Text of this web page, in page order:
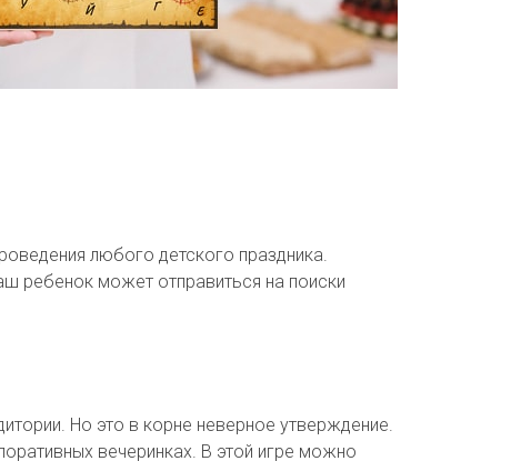
любого детского праздника.
ребенок может отправиться на поиски
Но это в корне неверное утверждение.
вечеринках. В этой игре можно